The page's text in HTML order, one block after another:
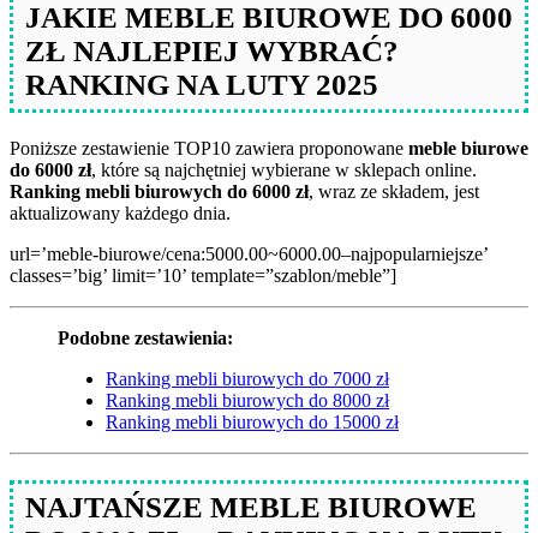
JAKIE MEBLE BIUROWE DO 6000
ZŁ NAJLEPIEJ WYBRAĆ?
RANKING NA LUTY 2025
Poniższe zestawienie TOP10 zawiera proponowane meble biurowe
do 6000 zł, które są najchętniej wybierane w sklepach online.
Ranking mebli biurowych do 6000 zł, wraz ze składem, jest
aktualizowany każdego dnia.
url=’meble-biurowe/cena:5000.00~6000.00–najpopularniejsze’
classes=’big’ limit=’10’ template=”szablon/meble”]
Podobne zestawienia:
Ranking mebli biurowych do 7000 zł
Ranking mebli biurowych do 8000 zł
Ranking mebli biurowych do 15000 zł
NAJTAŃSZE MEBLE BIUROWE